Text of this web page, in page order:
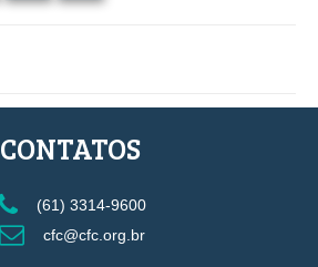
CONTATOS
(61) 3314-9600
cfc@cfc.org.br